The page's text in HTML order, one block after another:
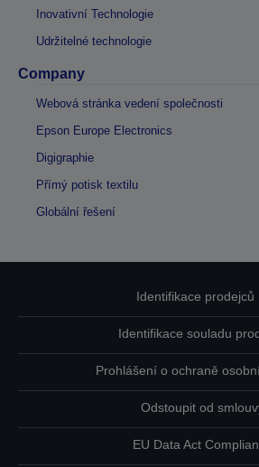
Inovativní Technologie
Udržitelné technologie
Company
Webová stránka vedení společnosti
Epson Europe Electronics
Digigraphie
Přímý potisk textilu
Globální řešení
Identifikace prodejců
Identifikace souladu
Prohlášení o ochraně
Odstoupit od
EU Data Act